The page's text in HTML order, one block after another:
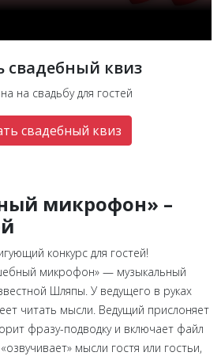
свадебный квиз
на свадьбу для гостей
свадебный квиз
микрофон» –
конкурс для гостей!
микрофон» — музыкальный
Шляпы. У ведущего в руках
читать мысли. Ведущий прислоняет
фразу-подводку и включает файл
мысли гостя или гостьи,